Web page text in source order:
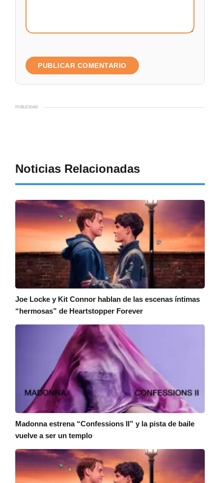
PUBLICIDAD
Noticias Relacionadas
Joe Locke y Kit Connor hablan de las escenas íntimas
“hermosas” de Heartstopper Forever
Madonna estrena “Confessions II” y la pista de baile
vuelve a ser un templo